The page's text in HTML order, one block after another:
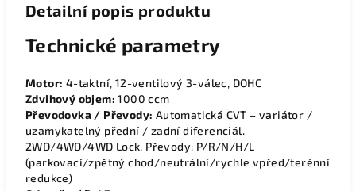
Detailní popis produktu
Technické parametry
Motor: 4-taktní, 12-ventilový 3-válec, DOHC
Zdvihový objem: 1000 ccm
Převodovka / Převody: Automatická CVT – variátor /
uzamykatelný přední / zadní diferenciál.
2WD/4WD/4WD Lock. Převody: P/R/N/H/L
(parkovací/zpětný chod/neutrální/rychle vpřed/terénní
redukce)